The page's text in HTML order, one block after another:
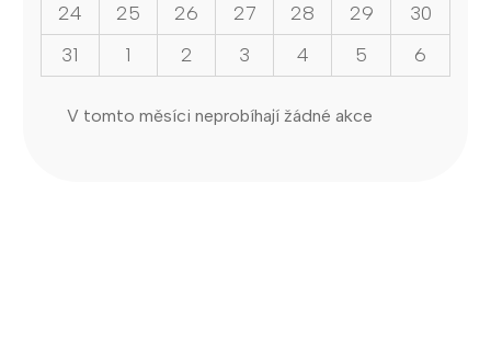
24
25 26 27 28 29
30
31
1 2 3 4 5 6
V tomto měsíci neprobíhají žádné akce